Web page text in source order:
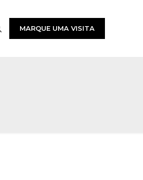
MARQUE UMA VISITA